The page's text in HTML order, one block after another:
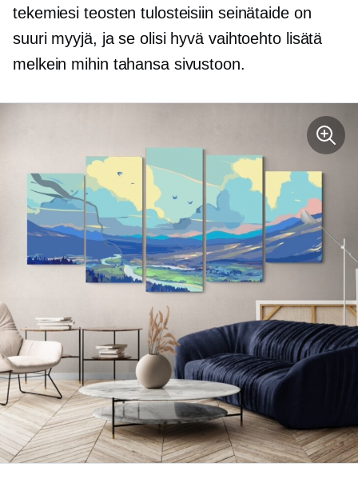
tekemiesi teosten tulosteisiin seinätaide on
suuri myyjä, ja se olisi hyvä vaihtoehto lisätä
melkein mihin tahansa sivustoon.